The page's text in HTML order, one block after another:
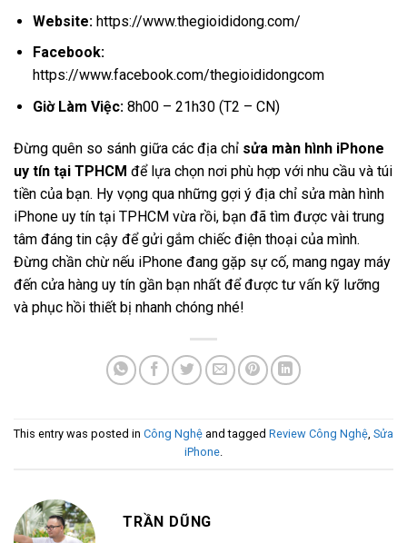
Website:https://www.thegioididong.com/
Facebook:
https://www.facebook.com/thegioididongcom
Giờ Làm Việc: 8h00 – 21h30 (T2 – CN)
Đừng quên so sánh giữa các địa chỉ sửa màn hình iPhone
uy tín tại TPHCM để lựa chọn nơi phù hợp với nhu cầu và túi
tiền của bạn. Hy vọng qua những gợi ý địa chỉ sửa màn hình
iPhone uy tín tại TPHCM vừa rồi, bạn đã tìm được vài trung
tâm đáng tin cậy để gửi gắm chiếc điện thoại của mình.
Đừng chần chừ nếu iPhone đang gặp sự cố, mang ngay máy
đến cửa hàng uy tín gần bạn nhất để được tư vấn kỹ lưỡng
và phục hồi thiết bị nhanh chóng nhé!
This entry was posted in Công Nghệ and tagged Review Công Nghệ, Sửa
iPhone.
TRẦN DŨNG